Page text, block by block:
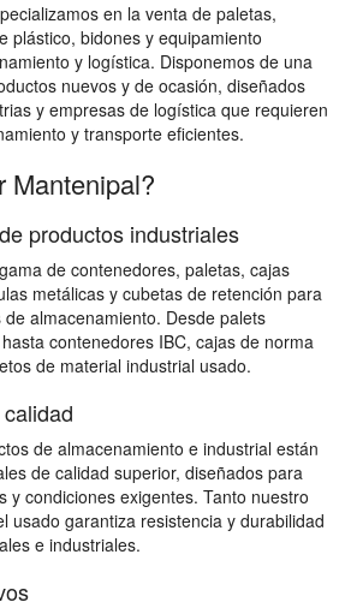
en la venta de paletas,
plástico, bidones y equipamiento
y logística. Disponemos de una
nuevos y de ocasión, diseñados
y empresas de logística que requieren
y transporte eficientes.
Mantenipal?
productos industriales
de contenedores, paletas, cajas
metálicas y cubetas de retención para
almacenamiento. Desde palets
contenedores IBC, cajas de norma
de material industrial usado.
de almacenamiento e industrial están
de calidad superior, diseñados para
y condiciones exigentes. Tanto nuestro
usado garantiza resistencia y durabilidad
e industriales.